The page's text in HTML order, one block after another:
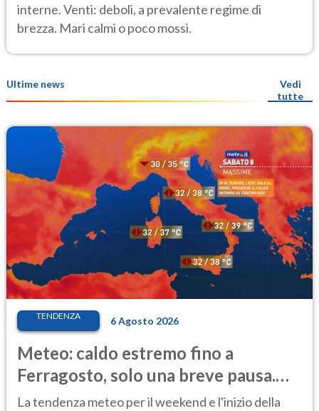
interne. Venti: deboli, a prevalente regime di
brezza. Mari calmi o poco mossi.
Ultime news
Vedi
tutte
TENDENZA 6 Agosto 2026
Meteo: caldo estremo fino a
Ferragosto, solo una breve pausa.
Ecco dove
La tendenza meteo per il weekend e l'inizio della